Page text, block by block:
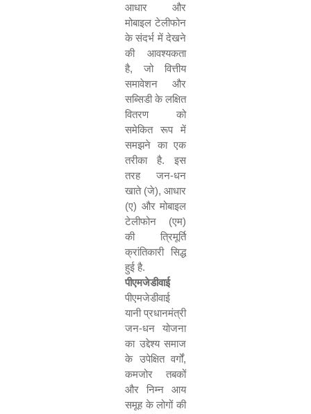
आधार और
मोबाइल टेलीफोन
के संदर्भ में देखने
की आवश्यकता
है, जो वित्तीय
समावेशन और
सब्सिडी के लक्षित
वितरण को
समेकित रूप में
समझने का एक
तरीका है. इस
तरह जन-धन
खाते (जे), आधार
(ए) और मोबाइल
टेलीफोन (एम)
की त्रिमूर्ति
क्रांतिकारी सिद्ध
हुई है.
पीएमजेडीवाई
पीएमजेडीवाई
यानी प्रधानमंत्री
जन-धन योजना
का उद्देश्य समाज
के उपेक्षित वर्गों,
कमजोर तबकों
और निम्न आय
समूह के लोगों की